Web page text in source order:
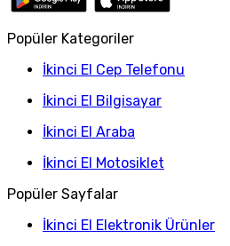
Popüler Kategoriler
İkinci El Cep Telefonu
İkinci El Bilgisayar
İkinci El Araba
İkinci El Motosiklet
Popüler Sayfalar
İkinci El Elektronik Ürünler